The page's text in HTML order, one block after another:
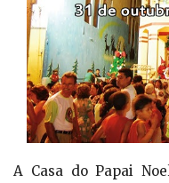
A Casa do Papai